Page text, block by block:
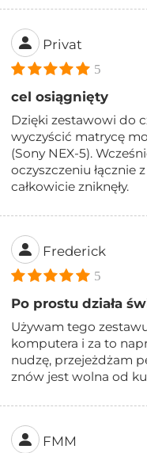
Privat
5
cel osiągnięty
Dzięki zestawowi do
wyczyścić matrycę
(Sony NEX-5).
oczyszczeniu łącznie
całkowicie zniknęły.
Frederick
5
Po prostu działa
Używam tego
komputera i za to
nudzę, przejeżdżam
znów jest wolna od
FMM